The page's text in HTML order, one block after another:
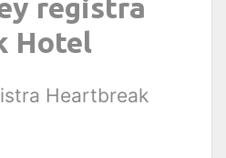
registra
Hotel
Heartbreak